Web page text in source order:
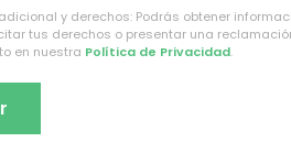
y derechos: Podrás obtener
tus derechos o presentar una
en nuestra Política de Privacidad.